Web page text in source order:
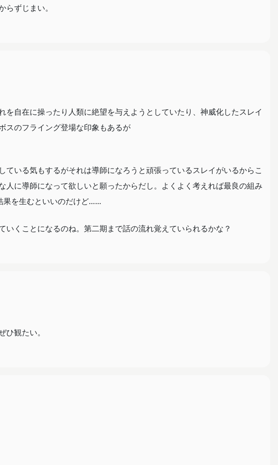
ずじまい。
自在に操ったり人類に絶望を与えようとしていたり、神威化したスレイ
スのフライング登場な印象もあるが
いる気もするがそれは導師になろうと頑張っているスレイがいるからこ
に導師になって欲しいと願ったからだし。よくよく考えれば最良の組み
果を生むといいのだけど……
くことになるのね。第二期まで話の流れ覚えていられるかな？
観たい。